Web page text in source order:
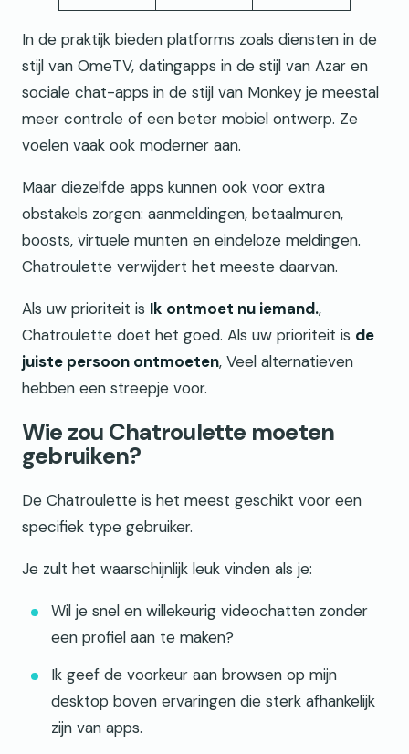
In de praktijk bieden platforms zoals diensten in de
stijl van OmeTV, datingapps in de stijl van Azar en
sociale chat-apps in de stijl van Monkey je meestal
meer controle of een beter mobiel ontwerp. Ze
voelen vaak ook moderner aan.
Maar diezelfde apps kunnen ook voor extra
obstakels zorgen: aanmeldingen, betaalmuren,
boosts, virtuele munten en eindeloze meldingen.
Chatroulette verwijdert het meeste daarvan.
Als uw prioriteit is Ik ontmoet nu iemand.,
Chatroulette doet het goed. Als uw prioriteit is de
juiste persoon ontmoeten, Veel alternatieven
hebben een streepje voor.
Wie zou Chatroulette moeten
gebruiken?
De Chatroulette is het meest geschikt voor een
specifiek type gebruiker.
Je zult het waarschijnlijk leuk vinden als je:
Wil je snel en willekeurig videochatten zonder
een profiel aan te maken?
Ik geef de voorkeur aan browsen op mijn
desktop boven ervaringen die sterk afhankelijk
zijn van apps.